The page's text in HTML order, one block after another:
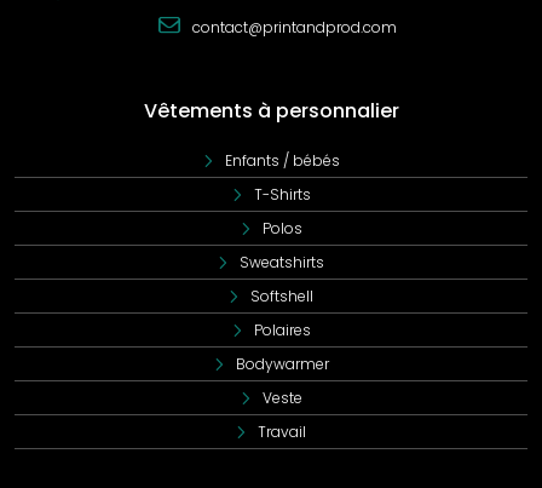
contact@printandprod.com
Vêtements à personnalier
Enfants / bébés
T-Shirts
Polos
Sweatshirts
Softshell
Polaires
Bodywarmer
Veste
Travail